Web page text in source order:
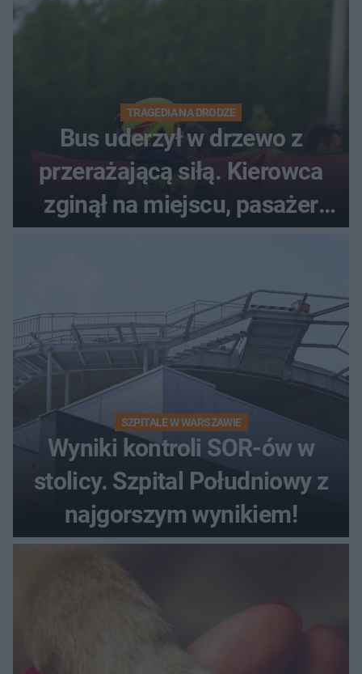
TRAGEDIA NA DRODZE
Bus uderzył w drzewo z
przerażającą siłą. Kierowca
zginął na miejscu, pasażer
walczy o życie
SZPITALE W WARSZAWIE
Wyniki kontroli SOR-ów w
stolicy. Szpital Południowy z
najgorszym wynikiem!